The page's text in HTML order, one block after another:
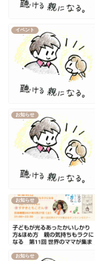
イベント
お知らせ
お知らせ
お知らせ